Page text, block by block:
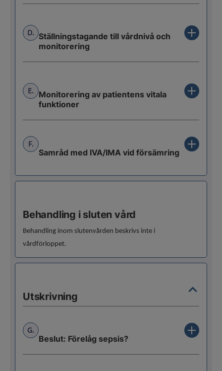
D. Ställningstagande till vårdnivå och
monitorering
E.
Monitorering av patientens vitala
funktioner
F.
Samråd med IVA/IMA vid försämring
Behandling i sluten vård
Behandling inom slutenvården beskrivs inte i
vårdförloppet.
Utskrivning
G.
Beslut: Förelåg sepsis?